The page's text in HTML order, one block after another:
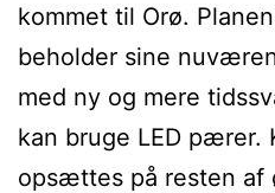
kommet til Orø.
beholder sine
med ny og mere
kan bruge LED pærer.
opsættes på resten af